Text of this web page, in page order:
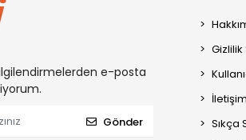
e-posta
Gönder
İletişim
Sıkça